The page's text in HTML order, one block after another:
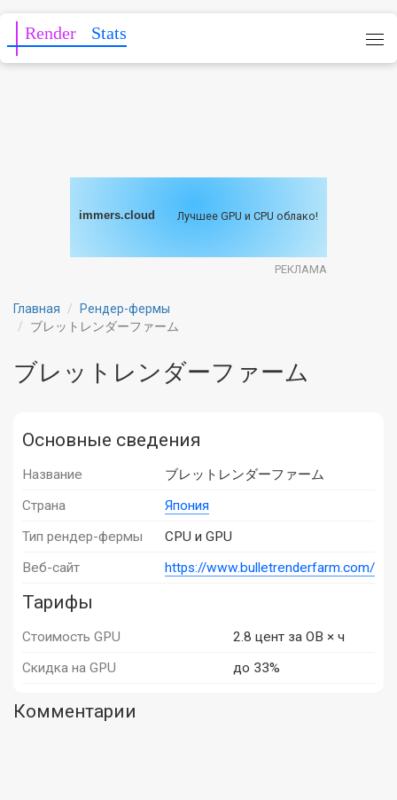
Render Stats
immers.cloud Лучшее GPU и CPU облако!
РЕКЛАМА
Главная
Рендер-фермы
ブレットレンダーファーム
ブレットレンダーファーム
Основные сведения
Название
ブレットレンダーファーム
Страна
Япония
Тип рендер-фермы
CPU и GPU
Веб-сайт
https://www.bulletrenderfarm.com/
Тарифы
Стоимость GPU
2.8 цент за OB × ч
Скидка на GPU
до 33%
Комментарии